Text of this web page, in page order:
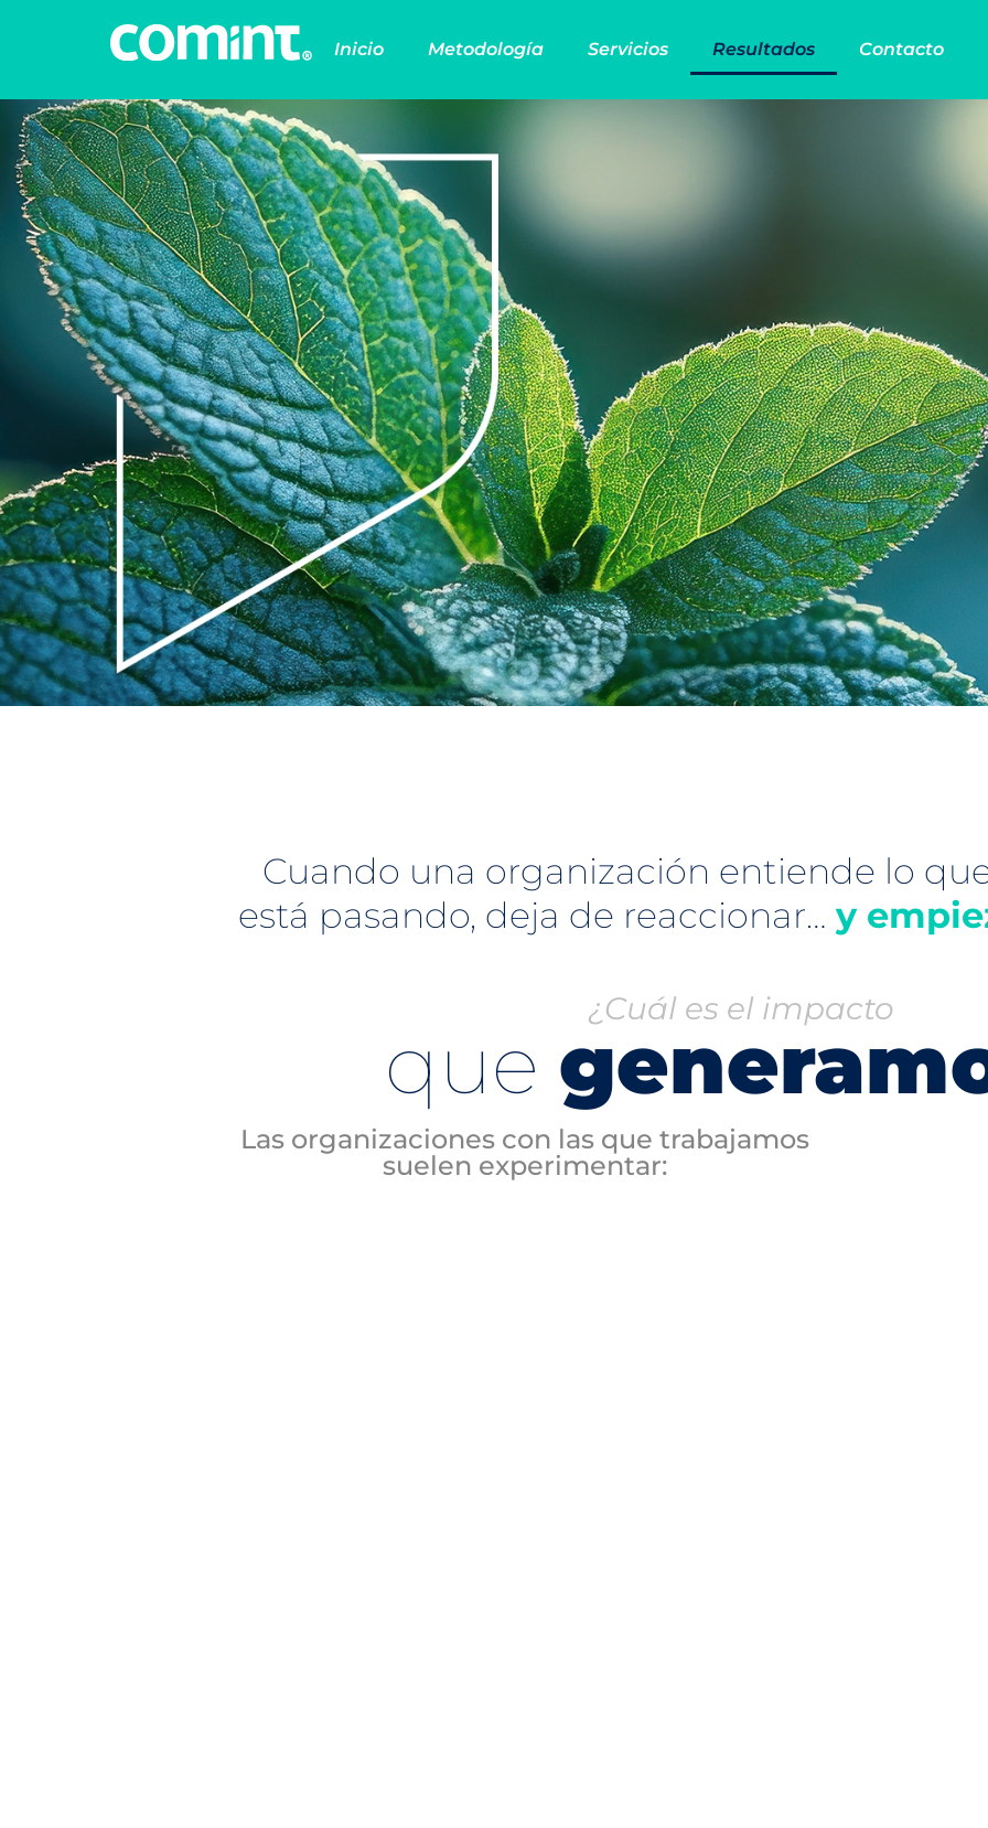
Inicio Metodología Servicios Resultados Contacto
Cuando una organización entiende lo
está pasando, deja de reaccionar… y
¿Cuál es el impacto
que
Las organizaciones con las que trabajamos
suelen experimentar: